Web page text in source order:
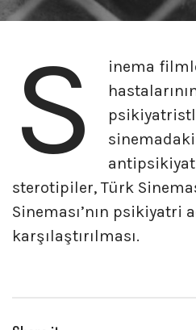
S
inema
sterotipiler, Türk
Sineması’nın psikiyatri
karşılaştırılması.